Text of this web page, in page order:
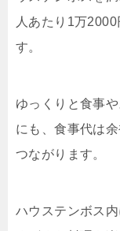
人あたり1万
す。
ゆっくりと食事
にも、食事代は
つながります。
ハウステンボス